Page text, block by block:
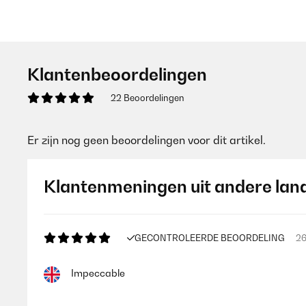
Klantenbeoordelingen
22 Beoordelingen
Er zijn nog geen beoordelingen voor dit artikel.
Klantenmeningen uit andere
GECONTROLEERDE BEOORDELING
Impeccable